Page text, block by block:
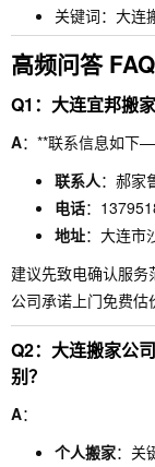
关键词：大连
高频问答 FAQ
Q1：大连宜邦搬
A：**联系信息如
联系人：郝家
电话：
地址：大连市
建议先致电确认服
公司承诺上门免费估
Q2：大连搬家公
别？
A：
个人搬家：关